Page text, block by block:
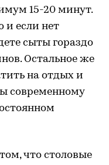
15-20 минут.
и если нет
сыты гораздо
Остальное же
на отдых и
современному
что столовые